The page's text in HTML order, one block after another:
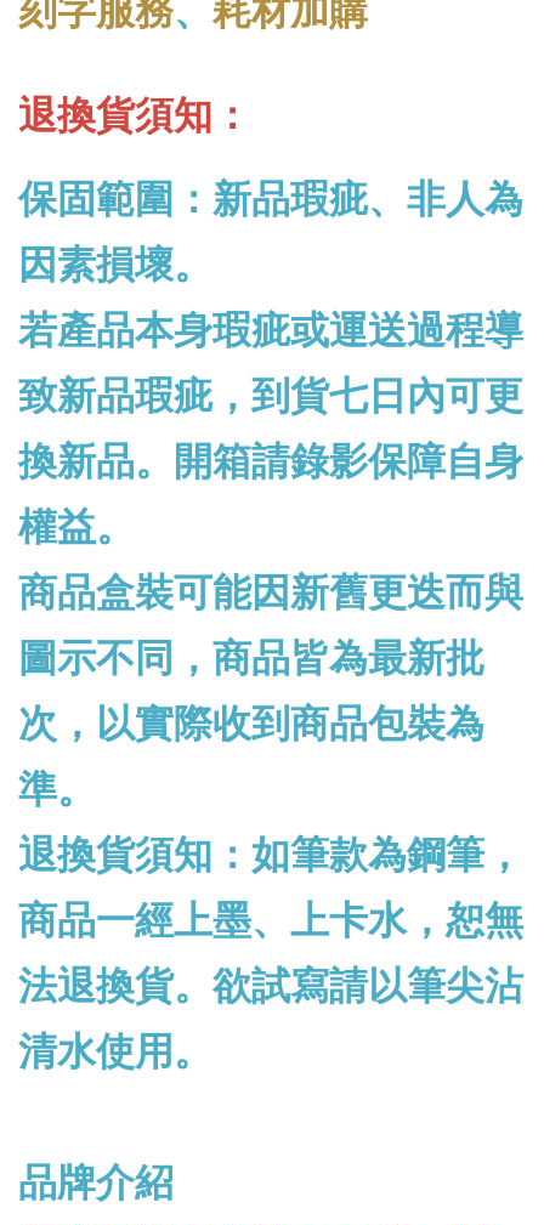
刻字服務、 耗材加購
退換貨須知：
保固範圍：新品瑕疵、非人為
因素損壞。
若產品本身瑕疵或運送過程導
致新品瑕疵，到貨七日內可更
換新品。開箱請錄影保障自身
權益。
商品盒裝可能因新舊更迭而與
圖示不同，商品皆為最新批
次，以實際收到商品包裝為
準。
退換貨須知：如筆款為鋼筆，
商品一經上墨、上卡水，恕無
法退換貨。欲試寫請以筆尖沾
清水使用。
品牌介紹